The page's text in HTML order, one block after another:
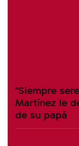
"Siempre
Martínez le
de su papá